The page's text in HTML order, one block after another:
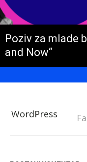
Poziv za mlade
and Now“
WordPress